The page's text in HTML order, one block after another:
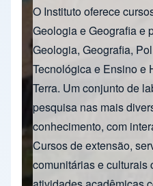
O Instituto oferece
Geologia e Geografia e
Geologia, Geografia,
Tecnológica e Ensino e
Terra. Um conjunto de
pesquisa nas mais
conhecimento, com
Cursos de extensão,
comunitárias e culturais